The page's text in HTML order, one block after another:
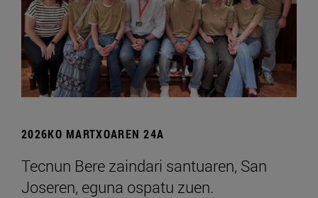
2026KO MARTXOAREN 24A
Tecnun Bere zaindari santuaren, San
Joseren, eguna ospatu zuen.